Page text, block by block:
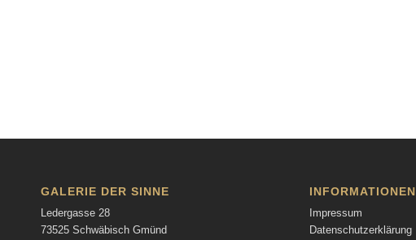
GALERIE DER SINNE
Ledergasse 28
73525 Schwäbisch Gmünd
INFORMATIONEN
Impressum
Datenschutzerklärung